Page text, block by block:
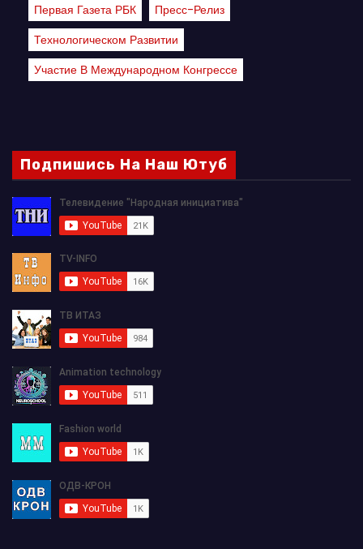
Первая Газета РБК
Пресс-Релиз
Технологическом Развитии
Участие В Международном Конгрессе
Подпишись На Наш Ютуб